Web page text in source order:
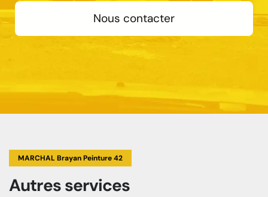
Nous contacter
MARCHAL Brayan Peinture 42
Autres services